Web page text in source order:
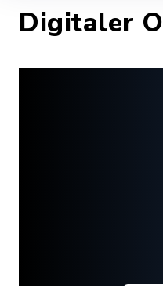
Digitaler